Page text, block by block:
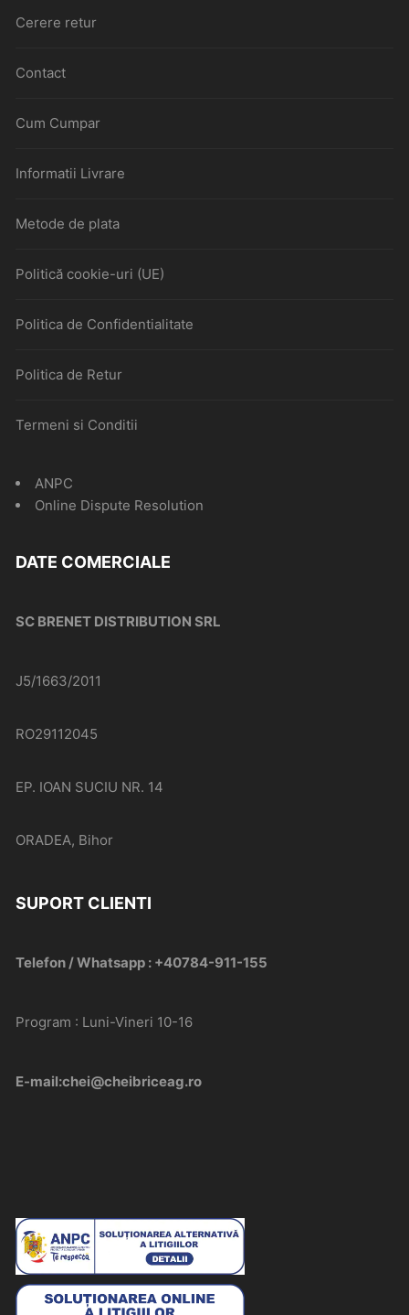
Cerere retur
Contact
Cum Cumpar
Informatii Livrare
Metode de plata
Politică cookie-uri (UE)
Politica de Confidentialitate
Politica de Retur
Termeni si Conditii
ANPC
Online Dispute Resolution
DATE COMERCIALE
SC BRENET DISTRIBUTION SRL
J5/1663/2011
RO29112045
EP. IOAN SUCIU NR. 14
ORADEA, Bihor
SUPORT CLIENTI
Telefon / Whatsapp : +40784-911-155
Program : Luni-Vineri 10-16
E-mail:chei@cheibriceag.ro